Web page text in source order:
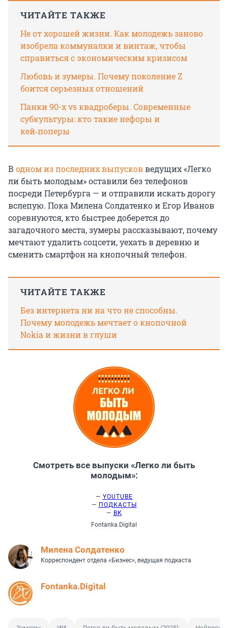
ЧИТАЙТЕ ТАКЖЕ
Не от хорошей жизни. Как молодежь заново
изобрела коммуналки и винтаж, чтобы
справиться с экономическим кризисом
Любовь и зумеры. Почему поколение Z
боится серьезных отношений
Панки 90-х vs квадроберы. Современные
субкультуры: кто такие нефоры и
кей‑поперы
В одном из последних выпусковведущих «Легко
ли быть молодым» оставили без телефонов
посреди Петербурга — и отправили искать дорогу
вслепую. Пока Милена Солдатенко и Егор Иванов
соревнуются, кто быстрее доберется до
загадочного места, зумеры рассказывают, почему
мечтают удалить соцсети, уехать в деревню и
сменить смартфон на кнопочный телефон.
ЧИТАЙТЕ ТАКЖЕ
Без интернета ни на что не способны.
Почему молодежь мечтает о кнопочной
Nokia и жизни в глуши
Смотреть все выпуски «Легко ли быть
молодым»:
— YOUTUBE
— ПОДКАСТЫ
— ВК
Fontanka.Digital
Милена Солдатенко
Корреспондент отдела «Бизнес», ведущая подкаста
Fontanka.Digital